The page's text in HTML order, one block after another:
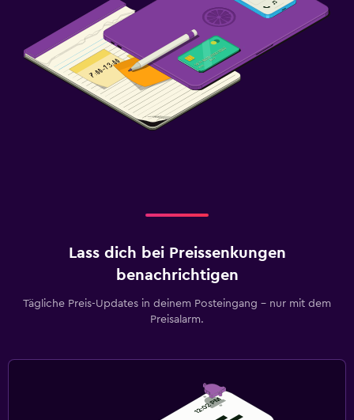
Lass dich bei Preissenkungen
benachrichtigen
Tägliche Preis-Updates in deinem Posteingang – nur mit dem
Preisalarm.